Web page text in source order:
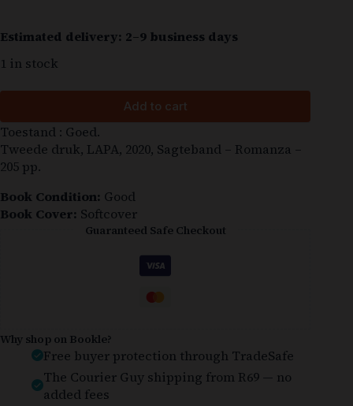
Estimated delivery: 2–9 business days
1 in stock
Add to cart
Toestand : Goed.
Tweede druk, LAPA, 2020, Sagteband – Romanza –
205 pp.
Book Condition: Good
Book Cover: Softcover
Guaranteed Safe Checkout
Why shop on Bookle?
Free buyer protection through TradeSafe
The Courier Guy shipping from R69 — no
added fees